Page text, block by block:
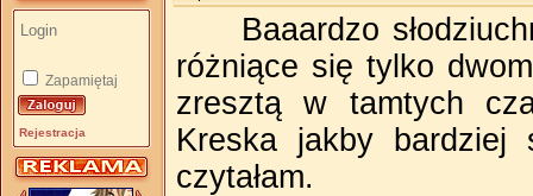
Zapamiętaj
Rejestracja
Baaardzo
różniące się tylko
zresztą w tamtych
Kreska jakby
czytałam.